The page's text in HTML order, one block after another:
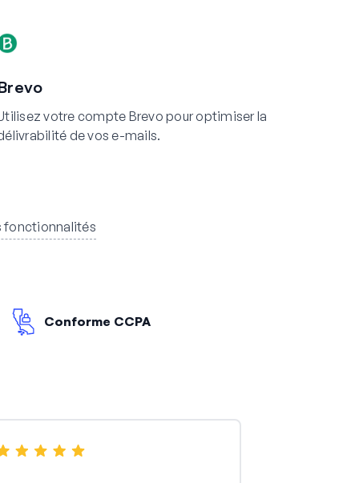
votre compte Brevo pour optimiser la
de vos e-mails.
fonctionnalités
Conforme CCPA